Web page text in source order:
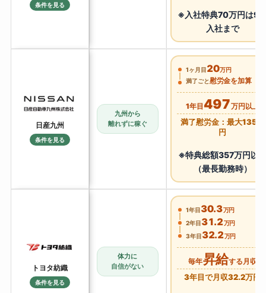
条件を見る
※入社特典70万円は9
入社まで
日産九州
条件を見る
九州から
離れずに稼ぐ
1ヶ月目20万円
満了ごと慰労金を加算
1年目 497万円以上
満了慰労金：最大135万
円
※特典総額357万円以
（最長勤務時）
トヨタ紡織
条件を見る
体力に
自信がない
1年目30.3万円
2年目31.2万円
3年目32.2万円
毎年昇給する月収
3年目で月収32.2万円